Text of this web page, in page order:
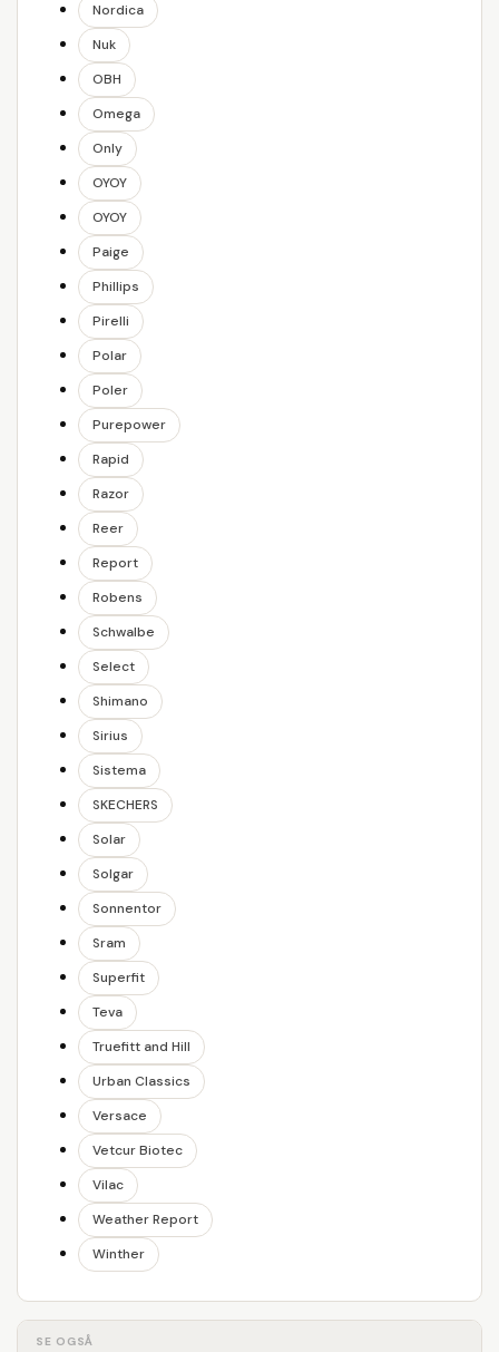
Nordica
Nuk
OBH
Omega
Only
OYOY
OYOY
Paige
Phillips
Pirelli
Polar
Poler
Purepower
Rapid
Razor
Reer
Report
Robens
Schwalbe
Select
Shimano
Sirius
Sistema
SKECHERS
Solar
Solgar
Sonnentor
Sram
Superfit
Teva
Truefitt and Hill
Urban Classics
Versace
Vetcur Biotec
Vilac
Weather Report
Winther
SE OGSÅ